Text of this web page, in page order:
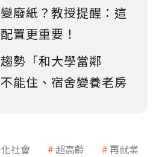
廢紙？教授提醒：這
置更重要！
勢「和大學當鄰
能住、宿舍變養老房
社會 超高齡
再就業